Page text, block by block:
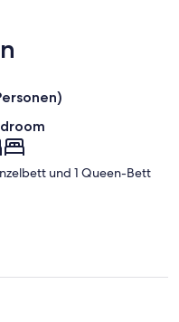
und 1 Queen-Bett